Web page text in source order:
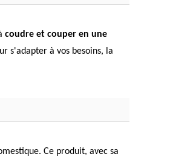
coudre et couper en une
s'adapter à vos besoins, la
Ce produit, avec sa